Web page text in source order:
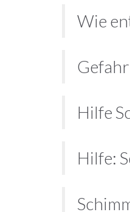
Wie
Hilfe
Hilfe: